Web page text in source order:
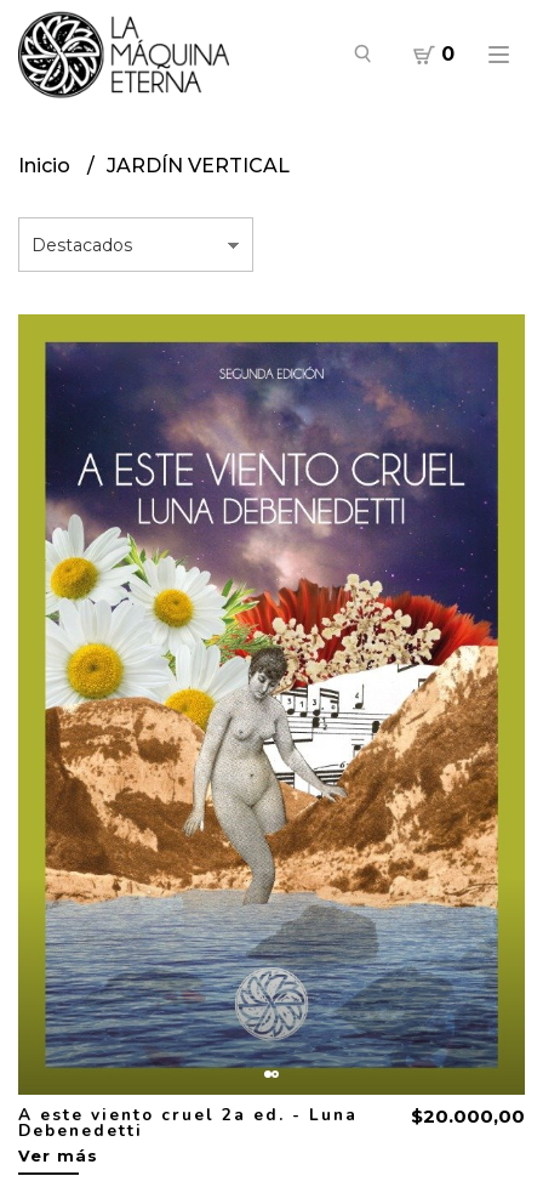
0
Inicio JARDÍN VERTICAL
A este viento cruel 2a ed. - Luna
Debenedetti
$20.000,00
Ver más